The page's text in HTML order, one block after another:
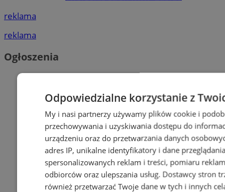
reklama
reklama
Ogłoszenia
Odpowiedzialne korzystanie z
My i nasi partnerzy używamy plików cookie i
przechowywania i uzyskiwania dostępu do
urządzeniu oraz do przetwarzania danych
adres IP, unikalne identyfikatory i dane
spersonalizowanych reklam i treści, pomiaru
odbiorców oraz ulepszania usług. Dostawcy stron
również przetwarzać Twoje dane w tych i innych